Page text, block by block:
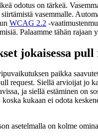
odotus on tärkeä.
siirtämistä vasemmalle.
WCAG 2.2 -
Palaamme tähän rajaan
jokaisessa pull
paikka
request. Siellä arvioijat jo
ja siellä estäminen on
kukaan ei odota
asetelmalla on kolme